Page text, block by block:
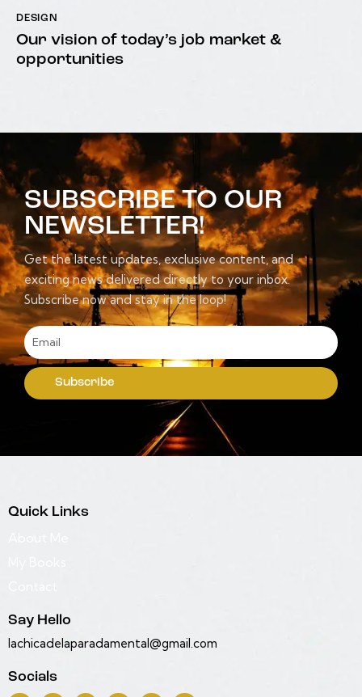
DESIGN
Our vision of today’s job market &
opportunities
SUBSCRIBE TO OUR
NEWSLETTER!
Get the latest updates, exclusive content, and
exciting news delivered directly to your inbox.
Subscribe now and stay in the loop!
Subscribe
Quick Links
Say Hello
lachicadelaparadamental@gmail.com
Socials